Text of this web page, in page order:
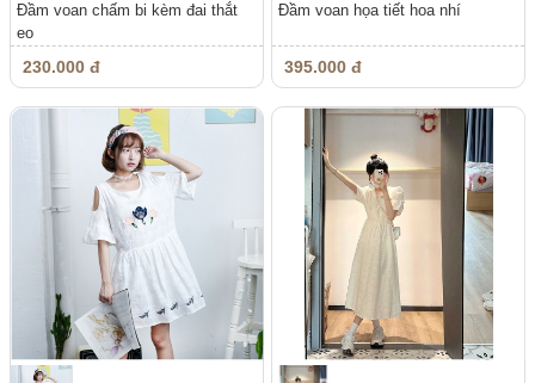
Đầm voan chấm bi kèm đai thắt
eo
230.000 đ
Đầm voan họa tiết hoa nhí
395.000 đ